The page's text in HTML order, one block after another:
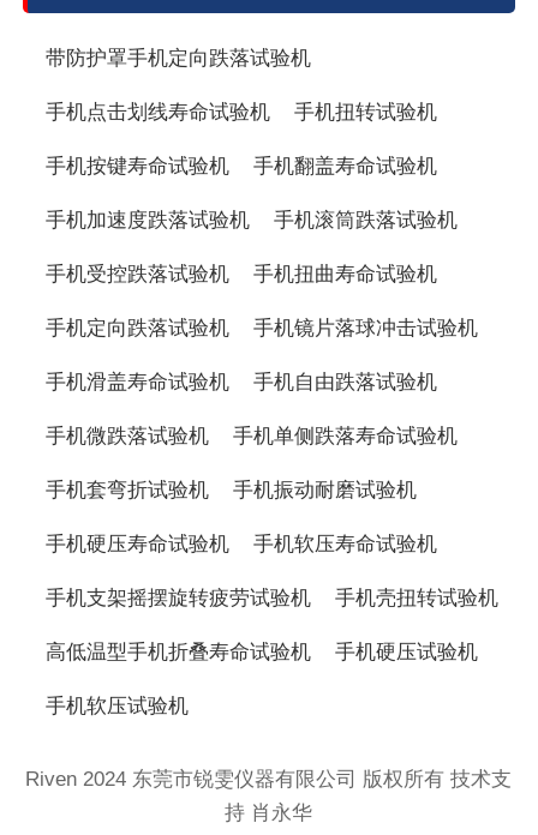
带防护罩手机定向跌落试验机
手机点击划线寿命试验机 手机扭转试验机
手机按键寿命试验机 手机翻盖寿命试验机
手机加速度跌落试验机 手机滚筒跌落试验机
手机受控跌落试验机 手机扭曲寿命试验机
手机定向跌落试验机 手机镜片落球冲击试验机
手机滑盖寿命试验机 手机自由跌落试验机
手机微跌落试验机 手机单侧跌落寿命试验机
手机套弯折试验机 手机振动耐磨试验机
手机硬压寿命试验机 手机软压寿命试验机
手机支架摇摆旋转疲劳试验机 手机壳扭转试验机
高低温型手机折叠寿命试验机 手机硬压试验机
手机软压试验机
Riven 2024 东莞市锐雯仪器有限公司 版权所有 技术支
持 肖永华